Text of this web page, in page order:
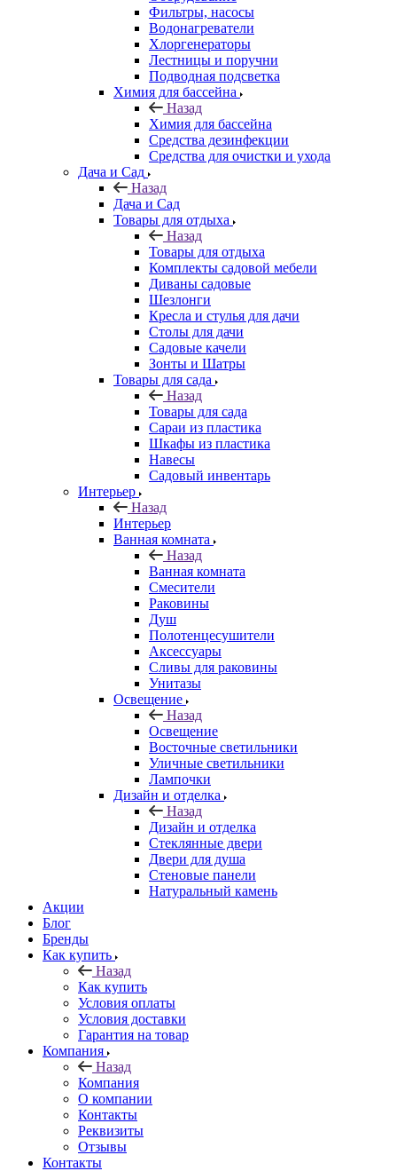
Фильтры, насосы
Водонагреватели
Хлоргенераторы
Лестницы и поручни
Подводная подсветка
Химия для бассейна
Назад
Химия для бассейна
Средства дезинфекции
Средства для очистки и ухода
Дача и Сад
Назад
Дача и Сад
Товары для отдыха
Назад
Товары для отдыха
Комплекты садовой мебели
Диваны садовые
Шезлонги
Кресла и стулья для дачи
Столы для дачи
Садовые качели
Зонты и Шатры
Товары для сада
Назад
Товары для сада
Сараи из пластика
Шкафы из пластика
Навесы
Садовый инвентарь
Интерьер
Назад
Интерьер
Ванная комната
Назад
Ванная комната
Смесители
Раковины
Душ
Полотенцесушители
Аксессуары
Сливы для раковины
Унитазы
Освещение
Назад
Освещение
Восточные светильники
Уличные светильники
Лампочки
Дизайн и отделка
Назад
Дизайн и отделка
Стеклянные двери
Двери для душа
Стеновые панели
Натуральный камень
Акции
Блог
Бренды
Как купить
Назад
Как купить
Условия оплаты
Условия доставки
Гарантия на товар
Компания
Назад
Компания
О компании
Контакты
Реквизиты
Отзывы
Контакты